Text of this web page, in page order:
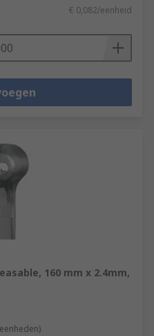
€ 0,082/eenheid
160 mm x 2.4mm,